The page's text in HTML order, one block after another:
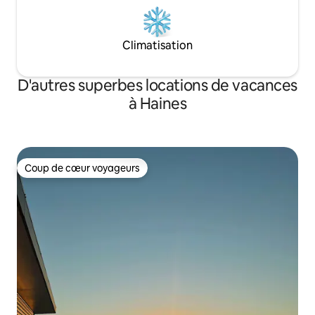
Climatisation
D'autres superbes locations de vacances
à Haines
Coup de cœur voyageurs
Coup de cœur voyageurs